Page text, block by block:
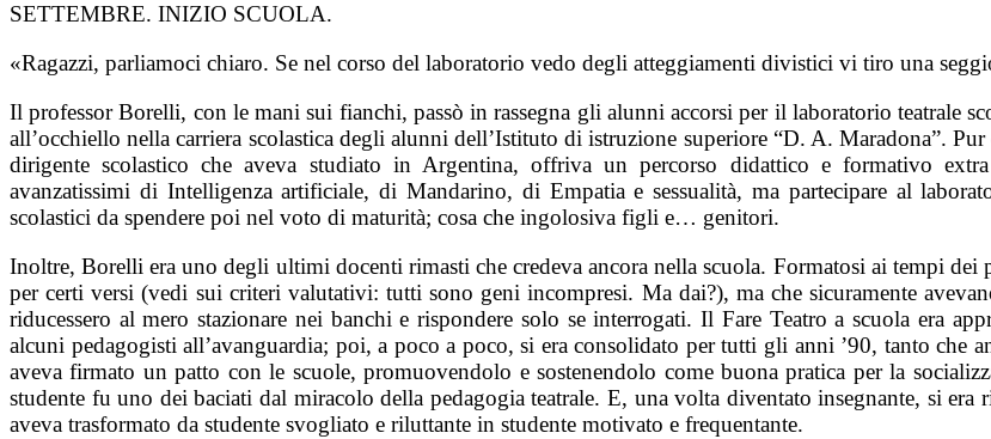
SETTEMBRE. INIZIO SCUOLA.
«Ragazzi, parliamoci chiaro. Se nel corso del laboratorio vedo degli atteggiamenti divistici vi tiro una
Il professor Borelli, con le mani sui fianchi, passò in rassegna gli alunni accorsi per il laboratorio teatrale
all’occhiello nella carriera scolastica degli alunni dell’Istituto di istruzione superiore “D. A. Maradona”.
dirigente scolastico che aveva studiato in Argentina, offriva un percorso didattico e formativo
avanzatissimi di Intelligenza artificiale, di Mandarino, di Empatia e sessualità, ma partecipare al
scolastici da spendere poi nel voto di maturità; cosa che ingolosiva figli e… genitori.
Inoltre, Borelli era uno degli ultimi docenti rimasti che credeva ancora nella scuola. Formatosi ai tempi
per certi versi (vedi sui criteri valutativi: tutti sono geni incompresi. Ma dai?), ma che sicuramente
riducessero al mero stazionare nei banchi e rispondere solo se interrogati. Il Fare Teatro a scuola era
alcuni pedagogisti all’avanguardia; poi, a poco a poco, si era consolidato per tutti gli anni ’90, tanto che
aveva firmato un patto con le scuole, promuovendolo e sostenendolo come buona pratica per la
studente fu uno dei baciati dal miracolo della pedagogia teatrale. E, una volta diventato insegnante, si
aveva trasformato da studente svogliato e riluttante in studente motivato e frequentante.